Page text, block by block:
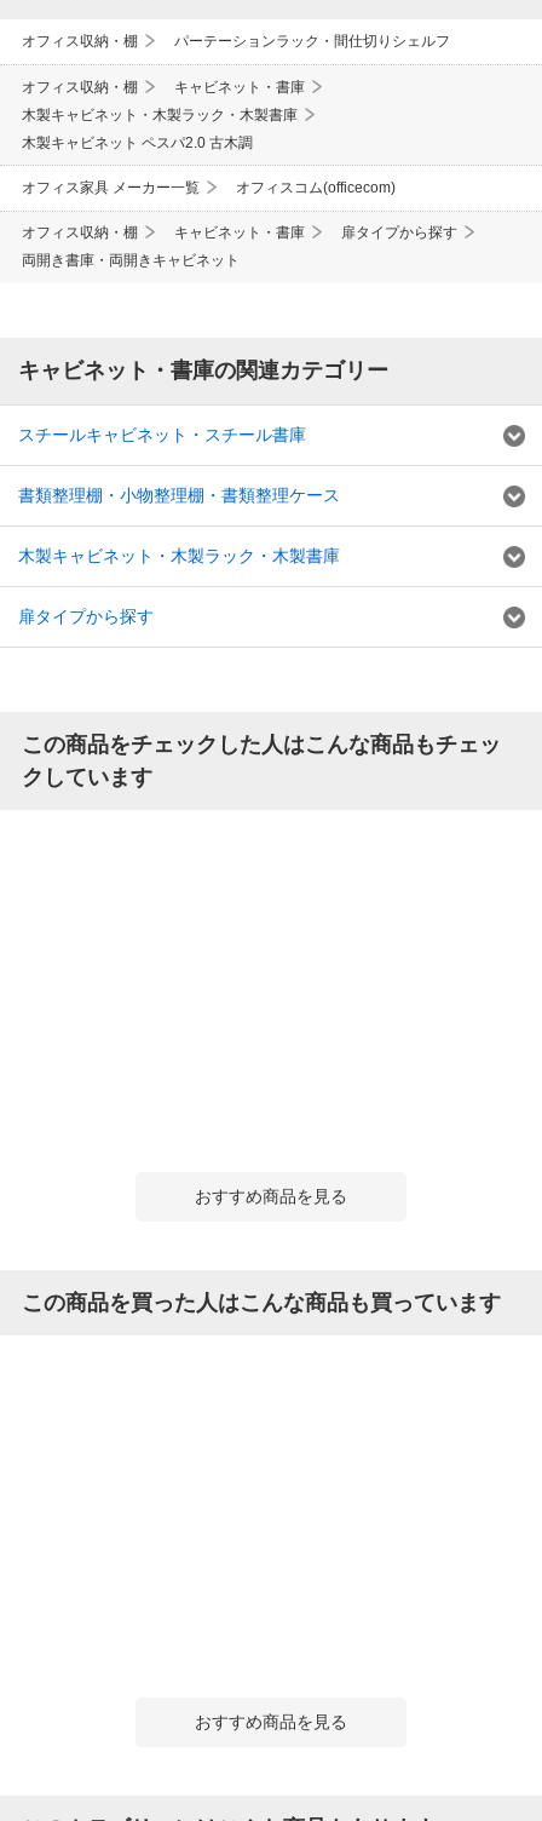
オフィス収納・棚 パーテーションラック・間仕切りシェルフ
オフィス収納・棚
キャビネット・書庫
木製キャビネット・木製ラック・木製書庫
木製キャビネット ペスパ2.0 古木調
オフィス家具 メーカー一覧 オフィスコム(officecom)
オフィス収納・棚 キャビネット・書庫
扉タイプから探す
両開き書庫・両開きキャビネット
キャビネット・書庫の関連カテゴリー
スチールキャビネット・スチール書庫
書類整理棚・小物整理棚・書類整理ケース
木製キャビネット・木製ラック・木製書庫
扉タイプから探す
この商品をチェックした人はこんな商品もチェッ
クしています
おすすめ商品を見る
この商品を買った人はこんな商品も買っています
おすすめ商品を見る